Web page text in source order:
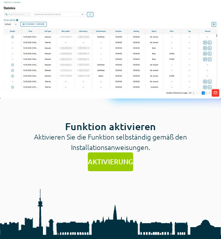
Funktion aktivieren
Aktivieren Sie die Funktion selbständig gemäß den
Installationsanweisungen.
AKTIVIERUNG